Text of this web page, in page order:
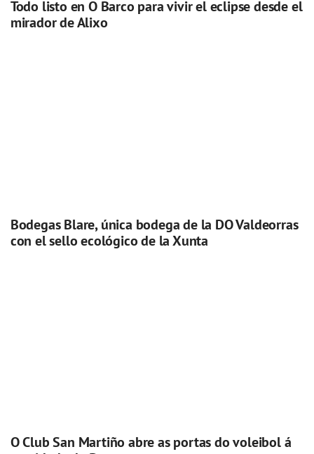
Todo listo en O Barco para vivir el eclipse desde el
mirador de Alixo
Bodegas Blare, única bodega de la DO Valdeorras
con el sello ecológico de la Xunta
O Club San Martiño abre as portas do voleibol á